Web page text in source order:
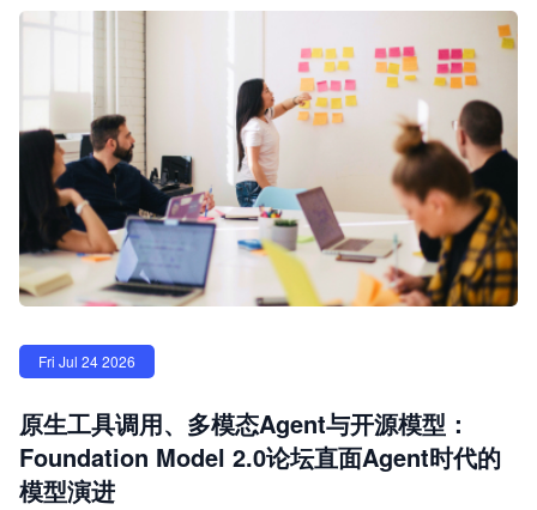
Fri Jul 24 2026
原生工具调用、多模态Agent与开源模型：
Foundation Model 2.0论坛直面Agent时代的
模型演进